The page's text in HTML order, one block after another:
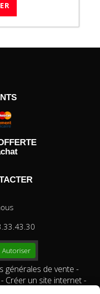
Autoriser
générales de vente
Créer un site internet